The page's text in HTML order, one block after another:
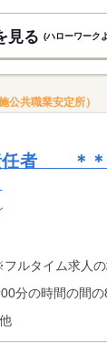
見る (ハローワーク
公共職業安定所）
任者 ＊
は月額（換算額）、パート求人の